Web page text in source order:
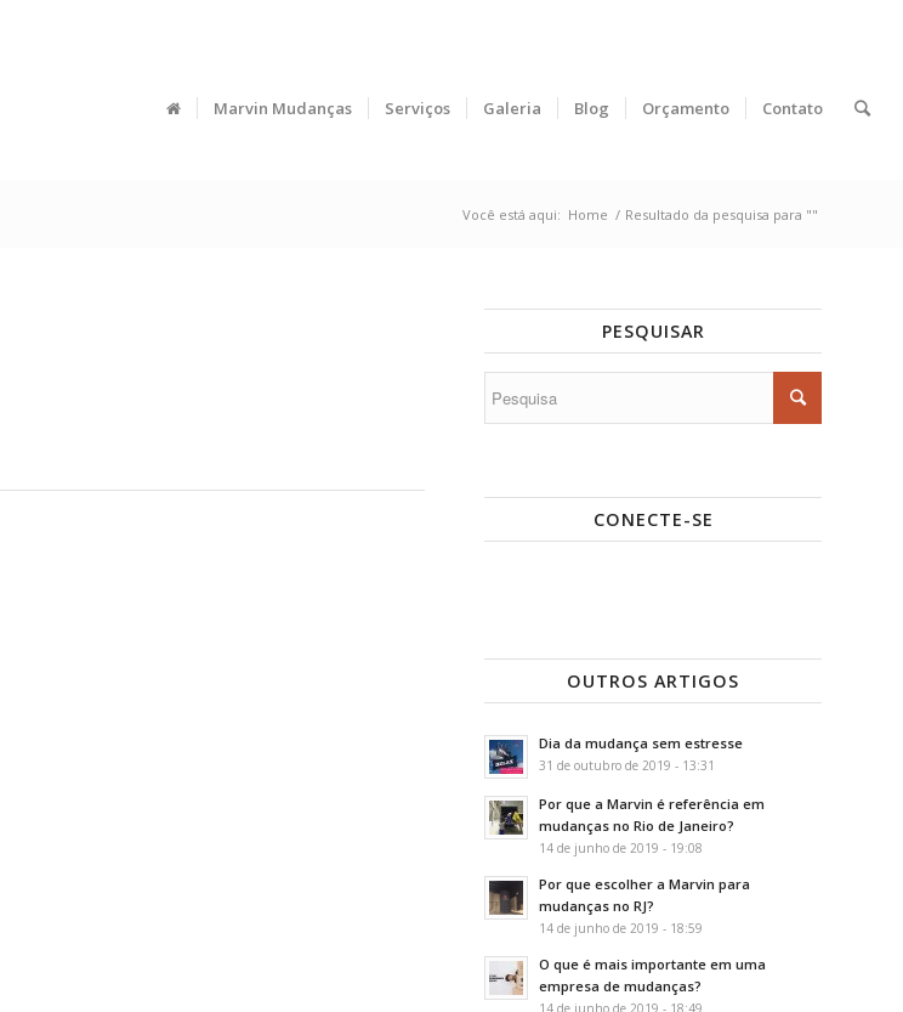
Marvin Mudanças Serviços Galeria Blog Orçamento Contato
Você está aqui: Home / Resultado da pesquisa para ""
PESQUISAR
CONECTE-SE
OUTROS ARTIGOS
Dia da mudança sem estresse
31 de outubro de 2019 - 13:31
Por que a Marvin é referência em
mudanças no Rio de Janeiro?
14 de junho de 2019 - 19:08
Por que escolher a Marvin para
mudanças no RJ?
14 de junho de 2019 - 18:59
O que é mais importante em uma
empresa de mudanças?
14 de junho de 2019 - 18:49